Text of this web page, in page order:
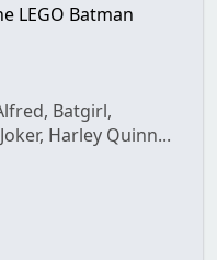
LEGO Batman
Batgirl,
Harley Quinn...